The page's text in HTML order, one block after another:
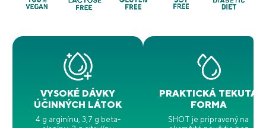
VYSOKÉ DÁVKY
ÚČINNÝCH LÁTOK
4 g arginínu, 3,7 g beta-
PRAKTICKÁ TEKUTÁ
FORMA
SHOT je pripravený na